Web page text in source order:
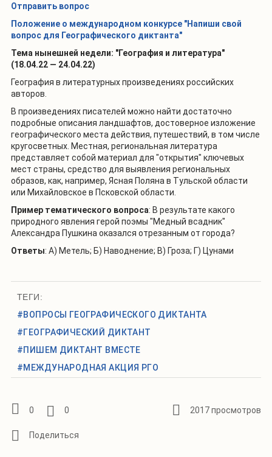
Отправить вопрос
Положение о международном конкурсе "Напиши свой
вопрос для Географического диктанта"
Тема нынешней недели: "География и литература"
(18.04.22 — 24.04.22)
География в литературных произведениях российских
авторов.
В произведениях писателей можно найти достаточно
подробные описания ландшафтов, достоверное изложение
географического места действия, путешествий, в том числе
кругосветных. Местная, региональная литература
представляет собой материал для "открытия" ключевых
мест страны, средство для выявления региональных
образов, как, например, Ясная Поляна в Тульской области
или Михайловское в Псковской области.
Пример тематического вопроса: В результате какого
природного явления герой поэмы "Медный всадник"
Александра Пушкина оказался отрезанным от города?
Ответы: А) Метель; Б) Наводнение; В) Гроза; Г) Цунами
ТЕГИ:
#ВОПРОСЫ ГЕОГРАФИЧЕСКОГО ДИКТАНТА
#ГЕОГРАФИЧЕСКИЙ ДИКТАНТ
#ПИШЕМ ДИКТАНТ ВМЕСТЕ
#МЕЖДУНАРОДНАЯ АКЦИЯ РГО
0 0 2017 просмотров